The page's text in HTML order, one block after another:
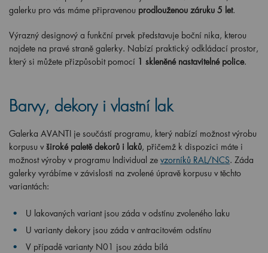
galerku pro vás máme připravenou prodlouženou záruku 5 let.
Výrazný designový a funkční prvek představuje boční nika, kterou
najdete na pravé straně galerky. Nabízí praktický odkládací prostor,
který si můžete přizpůsobit pomocí 1 skleněné nastavitelné police.
Barvy, dekory i vlastní lak
Galerka AVANTI je součástí programu, který nabízí možnost výrobu
korpusu v široké paletě dekorů i laků, přičemž k dispozici máte i
možnost výroby v programu Individual ze vzorníků RAL/NCS. Záda
galerky vyrábíme v závislosti na zvolené úpravě korpusu v těchto
variantách:
U lakovaných variant jsou záda v odstínu zvoleného laku
U varianty dekory jsou záda v antracitovém odstínu
V případě varianty N01 jsou záda bílá